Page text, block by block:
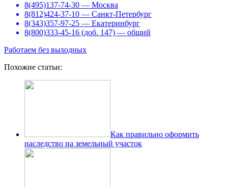
8(495)137-74-30 — Москва
8(812)424-37-10 — Санкт-Петербург
8(343)357-97-25 — Екатеринбург
8(800)333-45-16 (доб. 147) — общий
Работаем без выходных
Похожие статьи:
Как правильно оформить
наследство на земельный участок